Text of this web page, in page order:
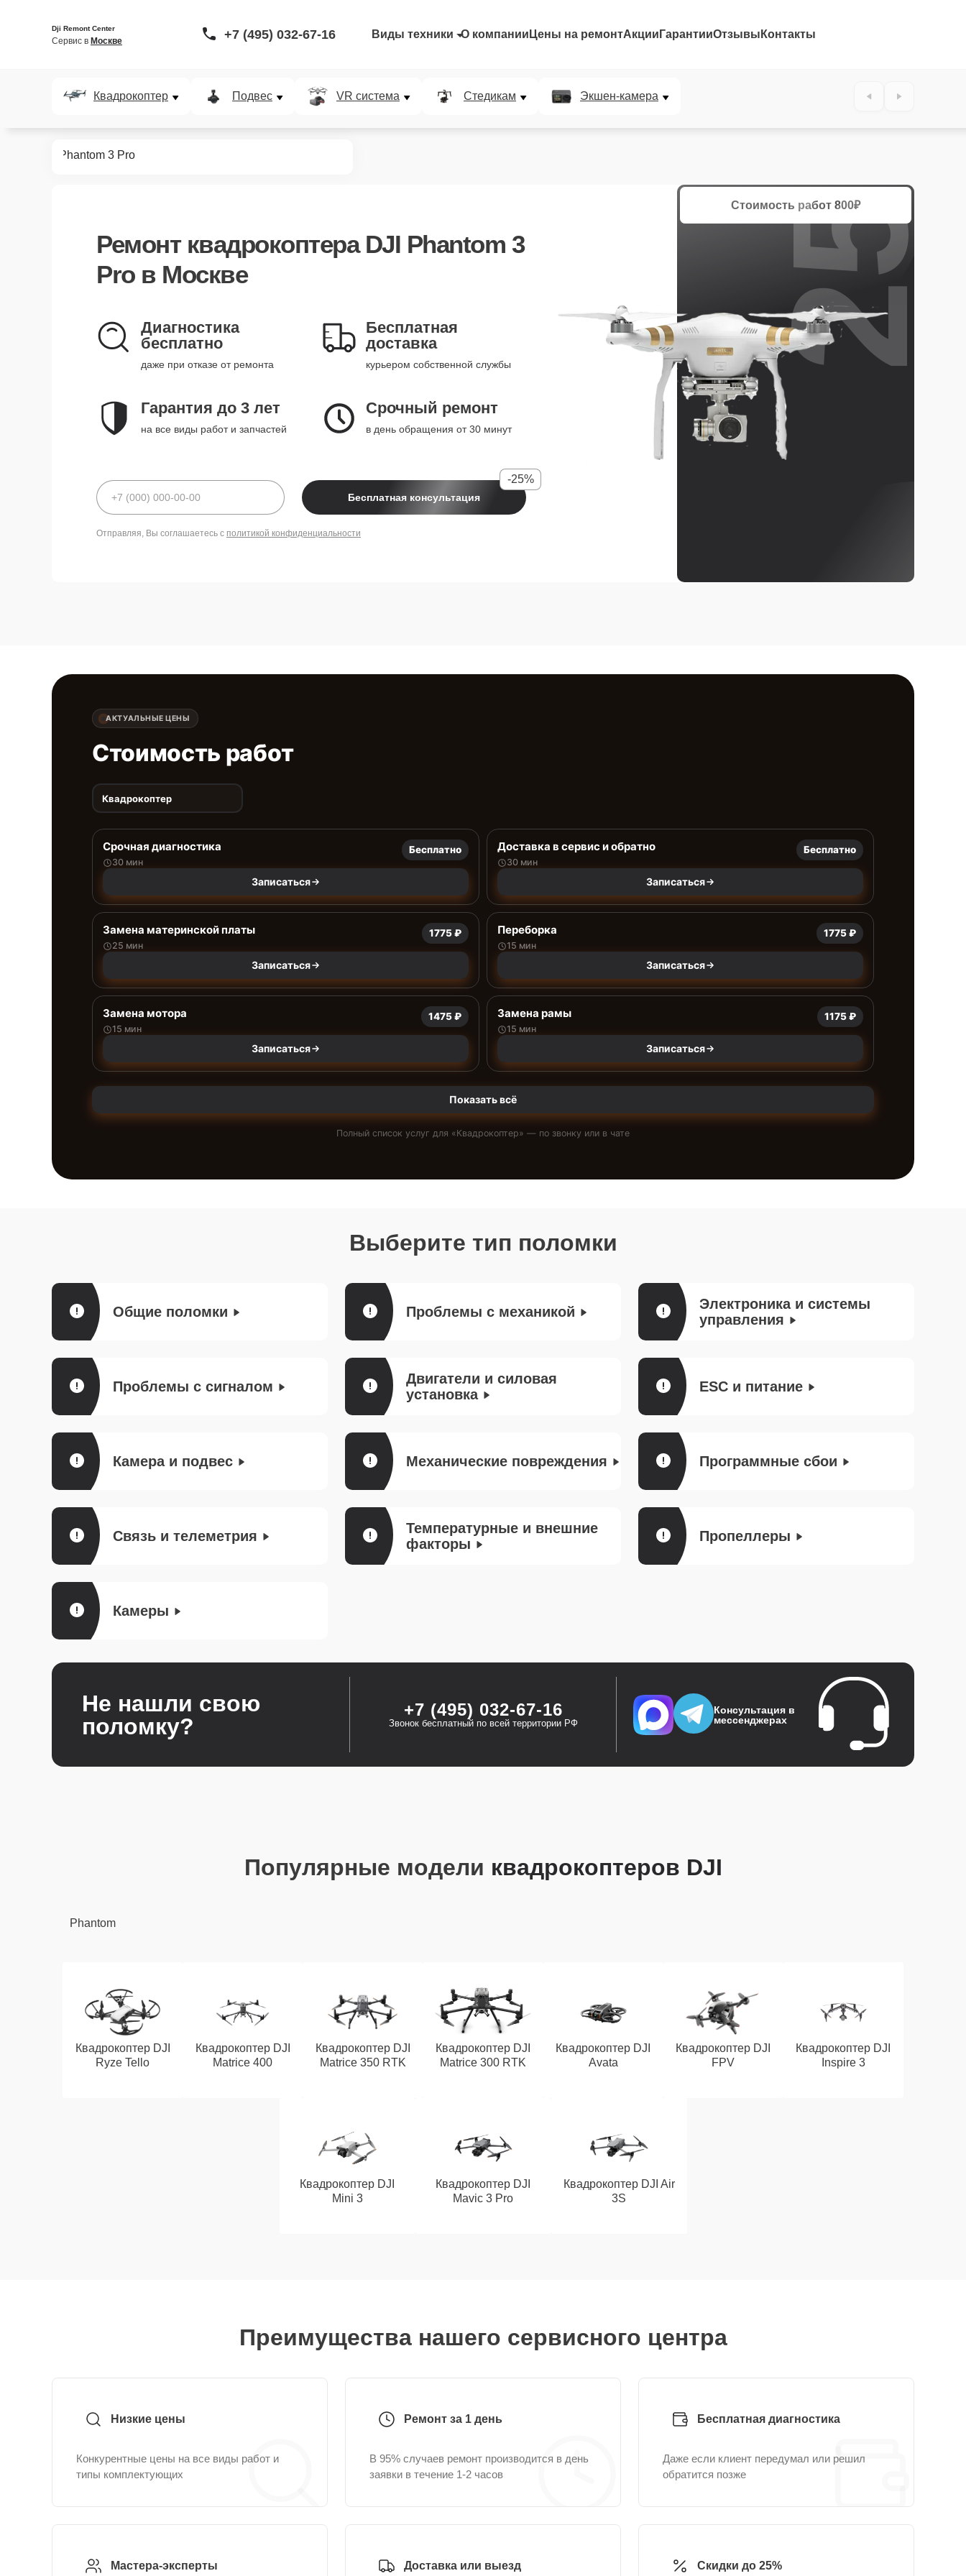
Dji Remont Center
Сервис в Москве +7 (495) 032-67-16 Виды техники О компании Цены на ремонтАкции ГарантииОтзывы Контакты
Квадрокоптер Подвес VR система Стедикам Экшен-камера
Phantom 3 Pro
Ремонт квадрокоптера DJI Phantom 3
Proв Москве
Диагностика
бесплатно
даже при отказе от ремонта
Бесплатная
доставка
курьером собственной службы
Гарантия до 3 лет
на все виды работ и запчастей
Срочный ремонт
в день обращения от 30 минут
Бесплатная консультация
-25%
Отправляя, Вы соглашаетесь с политикой конфиденциальности
Стоимость работ 800₽
25%
АКТУАЛЬНЫЕ ЦЕНЫ
Стоимость работ
Квадрокоптер
Срочная диагностика
30 мин
Бесплатно
Записаться
Доставка в сервис и обратно
30 мин
Бесплатно
Записаться
Замена материнской платы
25 мин
1775 ₽
Записаться
Переборка
15 мин
1775 ₽
Записаться
Замена мотора
15 мин
1475 ₽
Записаться
Замена рамы
15 мин
1175 ₽
Записаться
Показать всё
Полный список услуг для «Квадрокоптер» — по звонку или в чате
Выберите тип поломки
Общие поломки Проблемы с механикой
Электроника и системы
управления
Проблемы с сигналом
Двигатели и силовая
установка
ESC и питание
Камера и подвес Механические повреждения Программные сбои
Связь и телеметрия
Температурные и внешние
факторы
Пропеллеры
Камеры
Не нашли свою
поломку?
+7 (495) 032-67-16
Звонок бесплатный по всей территории РФ
Консультация в
мессенджерах
Популярные модели квадрокоптеров DJI
Phantom
Квадрокоптер DJI
Ryze Tello
Квадрокоптер DJI
Matrice 400
Квадрокоптер DJI
Matrice 350 RTK
Квадрокоптер DJI
Matrice 300 RTK
Квадрокоптер DJI
Avata
Квадрокоптер DJI
FPV
Квадрокоптер DJI
Inspire 3
Квадрокоптер DJI
Mini 3
Квадрокоптер DJI
Mavic 3 Pro
Квадрокоптер DJI Air
3S
Преимущества нашего сервисного центра
Низкие цены
Конкурентные цены на все виды работ и
типы комплектующих
Ремонт за 1 день
В 95% случаев ремонт производится в день
заявки в течение 1-2 часов
Бесплатная диагностика
Даже если клиент передумал или решил
обратится позже
Мастера-эксперты Доставка или выезд Скидки до 25%